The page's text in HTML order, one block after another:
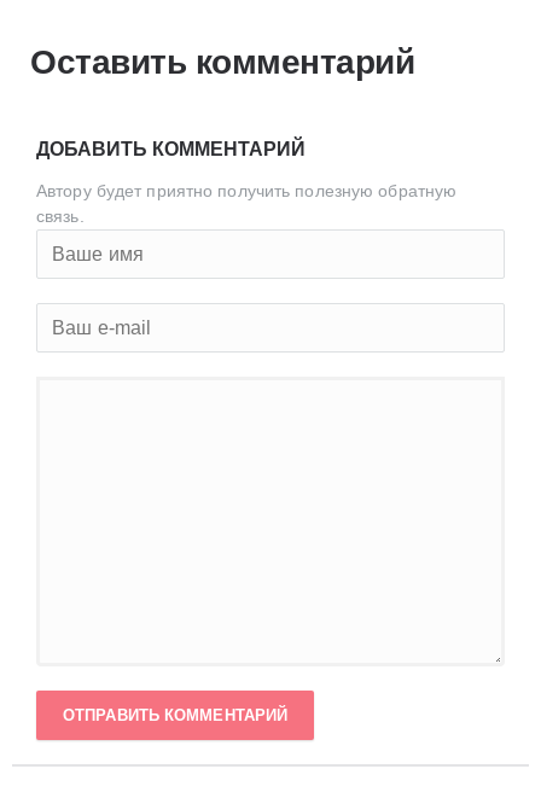
Оставить комментарий
ДОБАВИТЬ КОММЕНТАРИЙ
Автору будет приятно получить полезную обратную
связь.
ОТПРАВИТЬ КОММЕНТАРИЙ